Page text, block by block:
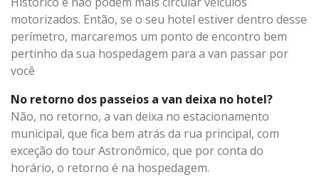
motorizados. Então, se o seu hotel estiver dentro desse
perímetro, marcaremos um ponto de encontro bem
pertinho da sua hospedagem para a van passar por
você
No retorno dos passeios a van deixa no hotel?
Não, no retorno, a van deixa no estacionamento
municipal, que fica bem atrás da rua principal, com
exceção do tour Astronômico, que por conta do
horário, o retorno é na hospedagem.